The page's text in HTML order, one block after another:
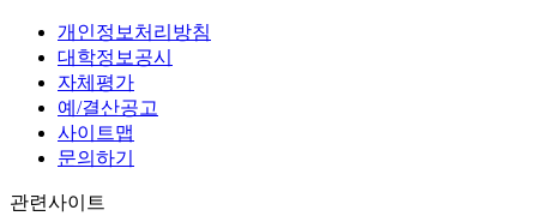
개인정보처리방침
대학정보공시
자체평가
예/결산공고
사이트맵
문의하기
관련사이트